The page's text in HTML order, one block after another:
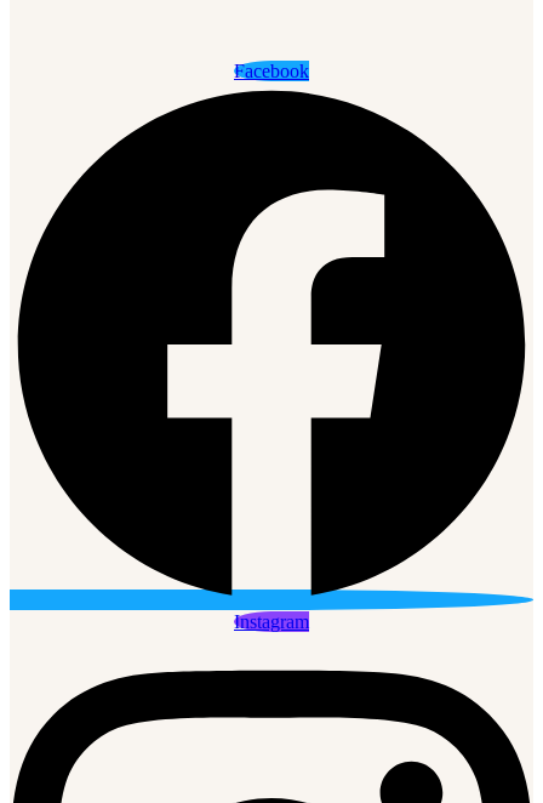
Facebook
Instagram